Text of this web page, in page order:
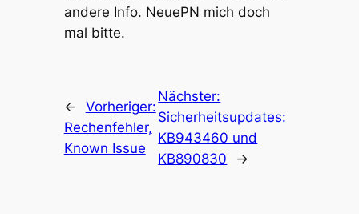
andere Info. NeuePN mich doch
mal bitte.
← Vorheriger:
Rechenfehler,
Known Issue
Nächster:
Sicherheitsupdates:
KB943460 und
KB890830
→